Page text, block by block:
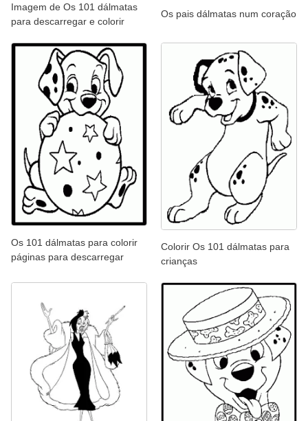
Imagem de Os 101 dálmatas
para descarregar e colorir
Os pais dálmatas num coração
Os 101 dálmatas para colorir
páginas para descarregar
Colorir Os 101 dálmatas para
crianças